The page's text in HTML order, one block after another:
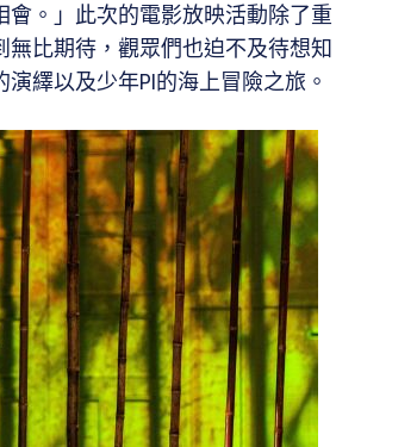
。」此次的電影放映活動除了重
比期待，觀眾們也迫不及待想知
繹以及少年PI的海上冒險之旅。